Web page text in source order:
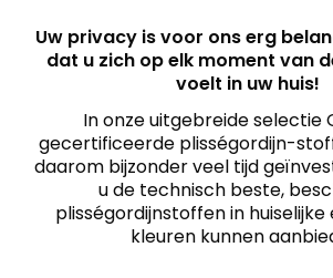
Uw privacy is voor ons erg
dat u zich op elk moment van
voelt in uw huis!
In onze uitgebreide selectie
gecertificeerde plisségordijn-
daarom bijzonder veel tijd
u de technisch beste,
plisségordijnstoffen in huiselijke
kleuren kunnen